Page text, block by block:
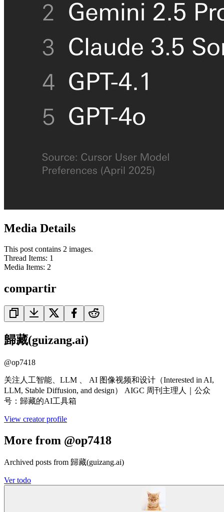
Media Details
This post contains 2 images.
Thread Items: 1
Media Items: 2
compartir
歸藏(guizang.ai)
@op7418
关注人工智能、LLM 、 AI 图像视频和设计（Interested in AI,
LLM, Stable Diffusion, and design） AIGC 周刊主理人｜公众
号：歸藏的AI工具箱
View creator profile
More from @op7418
Archived posts from 歸藏(guizang.ai)
Ver todo